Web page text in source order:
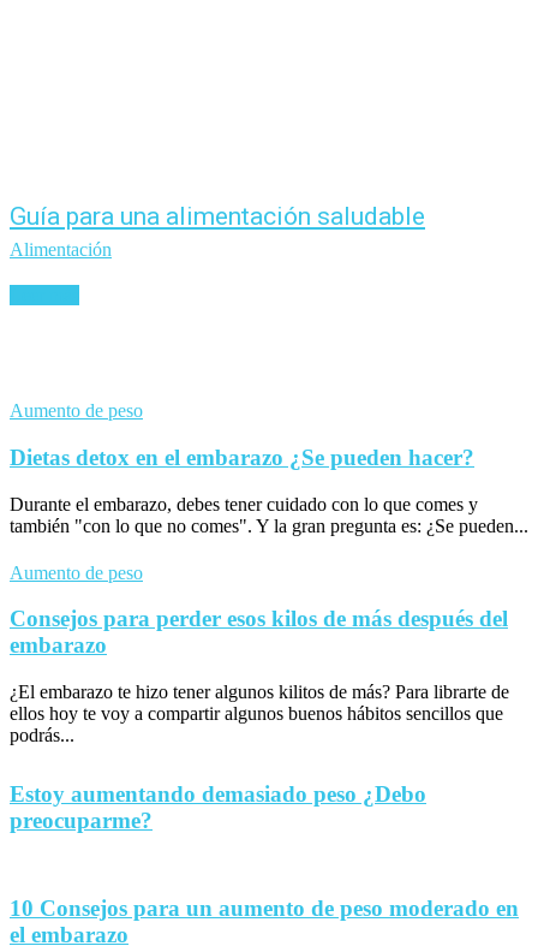
Guía para una alimentación saludable
Alimentación
Aumento de peso
Dietas detox en el embarazo ¿Se pueden hacer?
Durante el embarazo, debes tener cuidado con lo que comes y
también "con lo que no comes". Y la gran pregunta es: ¿Se pueden...
Aumento de peso
Consejos para perder esos kilos de más después del
embarazo
¿El embarazo te hizo tener algunos kilitos de más? Para librarte de
ellos hoy te voy a compartir algunos buenos hábitos sencillos que
podrás...
Estoy aumentando demasiado peso ¿Debo
preocuparme?
10 Consejos para un aumento de peso moderado en
el embarazo